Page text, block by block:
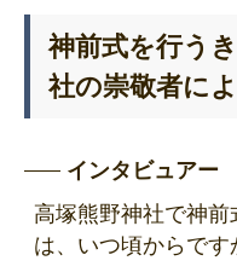
神前式を行う
社の崇敬者に
インタビュアー
高塚熊野神社で神
は、いつ頃からです